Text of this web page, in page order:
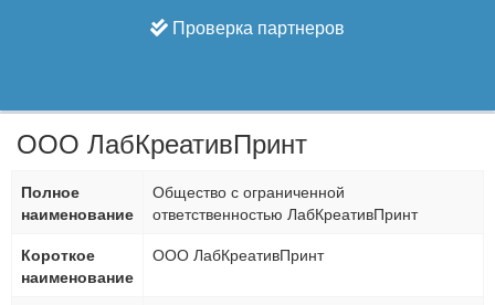
Проверка партнеров
ООО ЛабКреативПринт
Полное
наименование
Общество с ограниченной
ответственностью ЛабКреативПринт
Короткое
наименование
ООО ЛабКреативПринт